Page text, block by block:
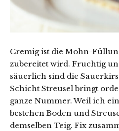
Cremig ist die Mohn-
zubereitet wird. Fruchtig
säuerlich sind die
Schicht Streusel bringt
ganze Nummer. Weil ich
bestehen Boden und
demselben Teig. Fix